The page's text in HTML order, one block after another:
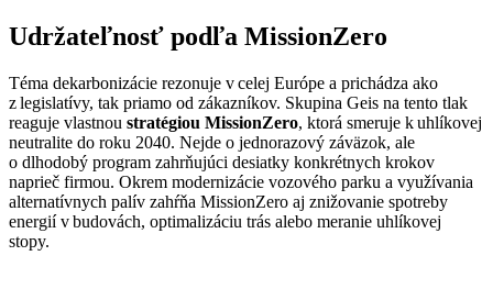
Udržateľnosť podľa MissionZero
Téma dekarbonizácie rezonuje v celej Európe a prichádza ako
z legislatívy, tak priamo od zákazníkov. Skupina Geis na tento tlak
reaguje vlastnou stratégiou MissionZero, ktorá smeruje k uhlíkovej
neutralite do roku 2040. Nejde o jednorazový záväzok, ale
o dlhodobý program zahrňujúci desiatky konkrétnych krokov
naprieč firmou.​​​ Okrem modernizácie vozového parku a využívania
alternatívnych palív zahŕňa MissionZero aj znižovanie spotreby
energií v budovách, optimalizáciu trás alebo meranie uhlíkovej
stopy.